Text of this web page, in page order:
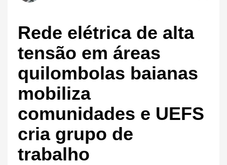
Rede elétrica de alta
tensão em áreas
quilombolas baianas
mobiliza
comunidades e UEFS
cria grupo de
trabalho